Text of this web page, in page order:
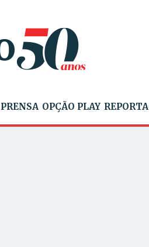
OPÇÃO PLAY